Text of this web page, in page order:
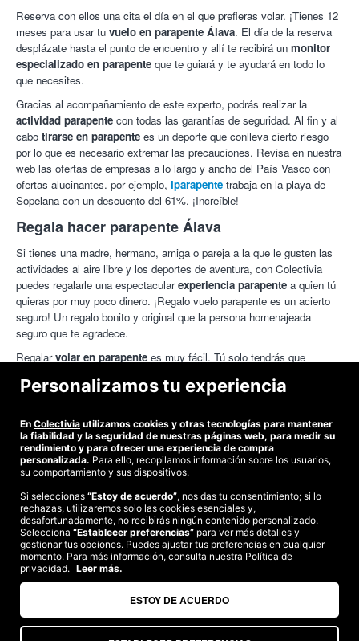
Reserva con ellos una cita el día en el que prefieras volar. ¡Tienes 12
meses para usar tu vuelo en parapente Álava. El día de la reserva
desplázate hasta el punto de encuentro y allí te recibirá un monitor
especializado en parapente que te guiará y te ayudará en todo lo
que necesites.
Gracias al acompañamiento de este experto, podrás realizar la
actividad parapente con todas las garantías de seguridad. Al fin y al
cabo tirarse en parapente es un deporte que conlleva cierto riesgo
por lo que es necesario extremar las precauciones. Revisa en nuestra
web las ofertas de empresas a lo largo y ancho del País Vasco con
ofertas alucinantes. por ejemplo, Iparapente trabaja en la playa de
Sopelana con un descuento del 61%. ¡Increíble!
Regala hacer parapente Álava
Si tienes una madre, hermano, amiga o pareja a la que le gusten las
actividades al aire libre y los deportes de aventura, con Colectivia
puedes regalarle una espectacularexperiencia parapente a quien tú
quieras por muy poco dinero. ¡Regalo vuelo parapente es un acierto
seguro! Un regalo bonito y original que la persona homenajeada
seguro que te agradece.
Regalarvolar en parapente es muy fácil. Tú solo tendrás que
el homenajeado dispondrá de 1 año para canjearlo. Para ello solo
Cataluñay reservar el día en que prefiera realizar la actividad.
©2026 Colectivia
Términos y condiciones|Política de privacidad|Política de cookies
Estudio turismo de verano 2020
Personalizamos tu experiencia
En Colectivia utilizamos cookies y otras tecnologías para mantener
la fiabilidad y la seguridad de nuestras páginas web, para medir su
rendimiento y para ofrecer una experiencia de compra
personalizada. Para ello, recopilamos información sobre los usuarios,
su comportamiento y sus dispositivos.
Si seleccionas “Estoy de acuerdo”, nos das tu consentimiento; si lo
rechazas, utilizaremos solo las cookies esenciales y,
desafortunadamente, no recibirás ningún contenido personalizado.
Selecciona “Establecer preferencias” para ver más detalles y
gestionar tus opciones. Puedes ajustar tus preferencias en cualquier
momento. Para más información, consulta nuestra Política de
privacidad. Leer más.
ESTOY DE ACUERDO